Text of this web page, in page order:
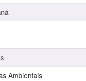
Ambientais